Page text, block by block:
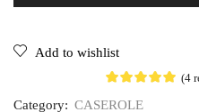
Add to wishlist
(4
Category: CASEROLE